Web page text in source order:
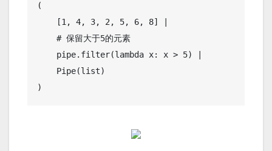
(
    [1, 4, 3, 2, 5, 6, 8] |
    # 保留大于5的元素
    pipe.filter(lambda x: x > 5) |
    Pipe(list)